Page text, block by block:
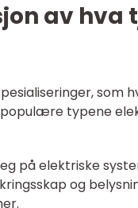
av hva
som
typene
på elektriske
og